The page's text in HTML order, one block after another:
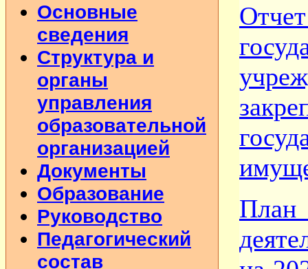
Основные
сведения
Структура и
органы
управления
образовательной
организацией
Документы
Образование
Руководство
Педагогический
состав
План